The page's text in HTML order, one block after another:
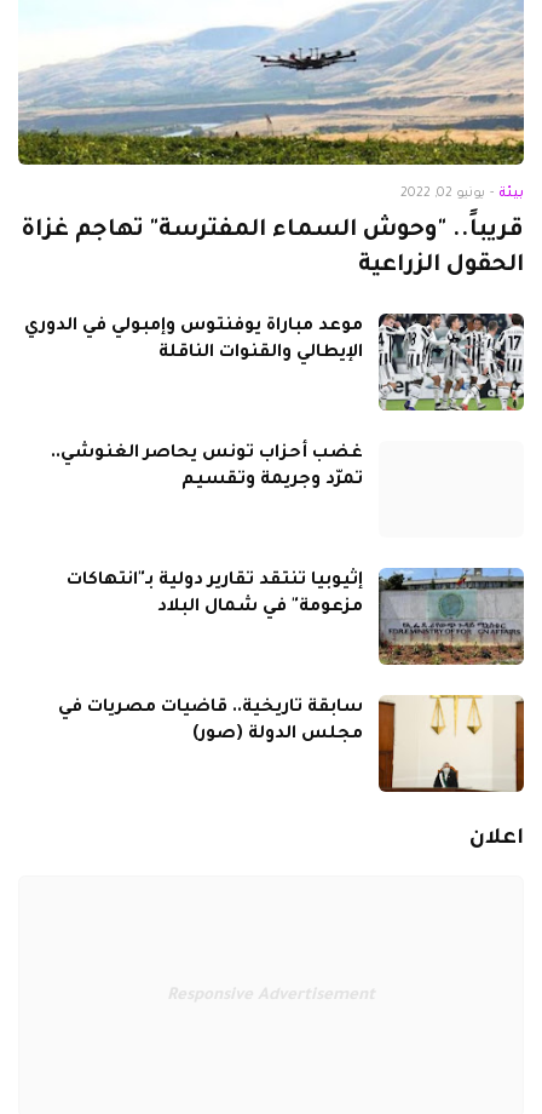
بيئة - يونيو 02, 2022
قريباً.. "وحوش السماء المفترسة" تهاجم غزاة
الحقول الزراعية
موعد مباراة يوفنتوس وإمبولي في الدوري
الإيطالي والقنوات الناقلة
غضب أحزاب تونس يحاصر الغنوشي..
تمرّد وجريمة وتقسيم
إثيوبيا تنتقد تقارير دولية بـ"انتهاكات
مزعومة" في شمال البلاد
سابقة تاريخية.. قاضيات مصريات في
مجلس الدولة (صور)
اعلان
Responsive Advertisement